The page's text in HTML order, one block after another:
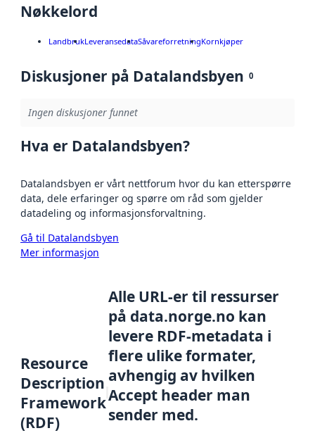
Nøkkelord
LandbrukLeveransedataSåvareforretningKornkjøper
Diskusjoner på Datalandsbyen 0
Ingen diskusjoner funnet
Hva er Datalandsbyen?
Datalandsbyen er vårt nettforum hvor du kan etterspørre
data, dele erfaringer og spørre om råd som gjelder
datadeling og informasjonsforvaltning.
Gå til Datalandsbyen
Mer informasjon
Resource
Description
Framework
(RDF)
Alle URL-er til ressurser
på data.norge.no kan
levere RDF-metadata i
flere ulike formater,
avhengig av hvilken
Accept header man
sender med.